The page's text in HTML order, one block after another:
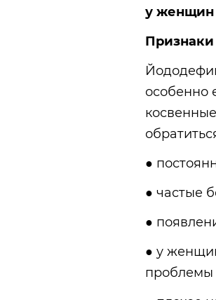
у женщин
особенно
●
● частые
●
● у
проблемы